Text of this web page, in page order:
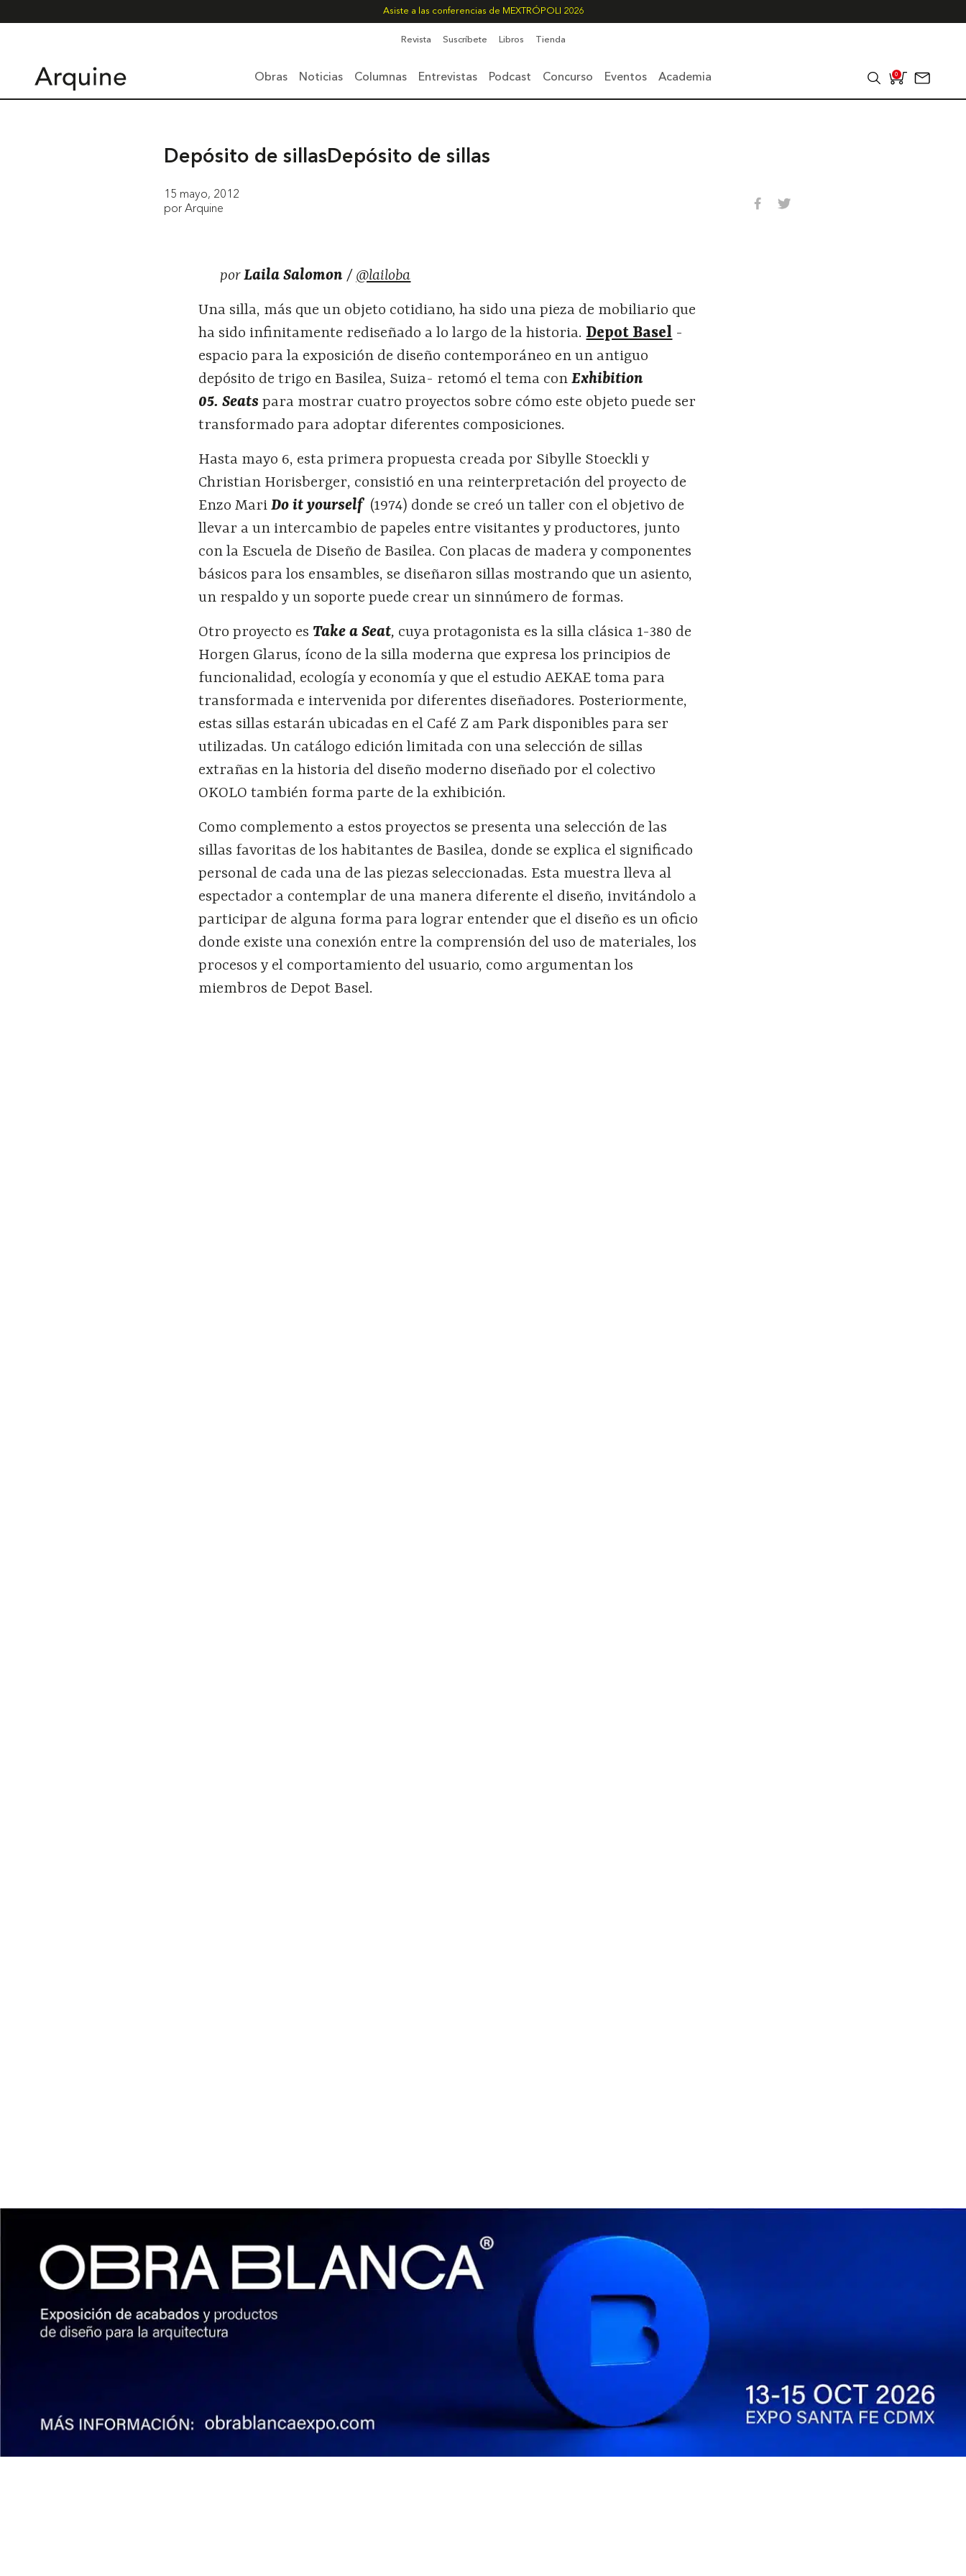
Asiste a las conferencias de MEXTRÓPOLI 2026
Revista Suscríbete Libros Tienda
Obras Noticias Columnas Entrevistas Podcast Concurso Eventos Academia 0
Depósito de sillasDepósito de sillas
15 mayo, 2012
por Arquine
porLaila Salomon / @lailoba
Una silla, más que un objeto cotidiano, ha sido una pieza de mobiliario que
ha sido infinitamente rediseñado a lo largo de la historia. Depot Basel -
espacio para la exposición de diseño contemporáneo en un antiguo
depósito de trigo en Basilea, Suiza- retomó el tema conExhibition
05. Seats para mostrar cuatro proyectos sobre cómo este objeto puede ser
transformado para adoptar diferentes composiciones.
Hasta mayo 6, esta primera propuesta creada por Sibylle Stoeckli y
Christian Horisberger, consistió en una reinterpretación del proyecto de
Enzo MariDo it yourself(1974) donde se creó un taller con el objetivo de
llevar a un intercambio de papeles entre visitantes y productores, junto
con la Escuela de Diseño de Basilea. Con placas de madera y componentes
básicos para los ensambles, se diseñaron sillas mostrando que un asiento,
un respaldo y un soporte puede crear un sinnúmero de formas.
Otro proyecto es Take a Seat, cuya protagonista es la silla clásica 1-380 de
Horgen Glarus, ícono de la silla moderna que expresa los principios de
funcionalidad, ecología y economía y que el estudio AEKAE toma para
transformada e intervenida por diferentes diseñadores. Posteriormente,
estas sillas estarán ubicadas en el Café Z am Park disponibles para ser
utilizadas. Un catálogo edición limitada con una selección de sillas
extrañas en la historia del diseño moderno diseñado por el colectivo
OKOLO también forma parte de la exhibición.
Como complemento a estos proyectos se presenta una selección de las
sillas favoritas de los habitantes de Basilea, donde se explica el significado
personal de cada una de las piezas seleccionadas. Esta muestra lleva al
espectador a contemplar de una manera diferente el diseño, invitándolo a
participar de alguna forma para lograr entender que el diseño es un oficio
donde existe una conexión entre la comprensión del uso de materiales, los
procesos y el comportamiento del usuario, como argumentan los
miembros de Depot Basel.